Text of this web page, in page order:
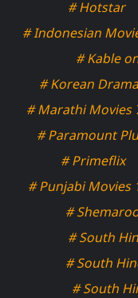
# Hotstar
# Indonesian
# Kable
# Korean Drama
# Marathi Movies
# Paramount
# Primeflix
# Punjabi Movies
#
# South
# South
# South